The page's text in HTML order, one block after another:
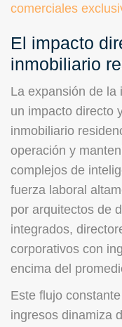
comerciales
El impacto
inmobiliario
La expansión de la
un impacto directo
inmobiliario
operación y
complejos de
fuerza laboral
por arquitectos de
integrados,
corporativos con
encima del
Este flujo
ingresos dinamiza